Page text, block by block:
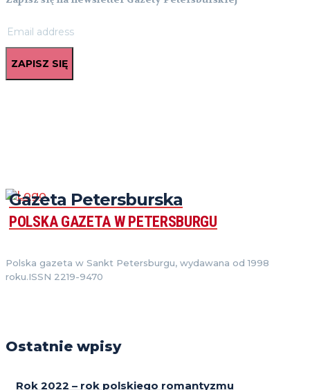
ZAPISZ SIĘ
Gazeta Petersburska
POLSKA GAZETA W PETERSBURGU
Polska gazeta w Sankt Petersburgu, wydawana od 1998
roku.ISSN 2219-9470
Ostatnie wpisy
Rok 2022 – rok polskiego romantyzmu